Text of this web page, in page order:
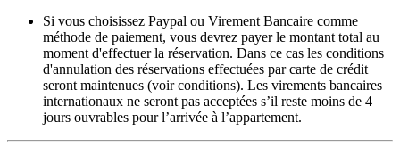
Si vous choisissez Paypal ou Virement Bancaire comme
méthode de paiement, vous devrez payer le montant total au
moment d'effectuer la réservation. Dans ce cas les conditions
d'annulation des réservations effectuées par carte de crédit
seront maintenues (voir conditions). Les virements bancaires
internationaux ne seront pas acceptées s’il reste moins de 4
jours ouvrables pour l’arrivée à l’appartement.